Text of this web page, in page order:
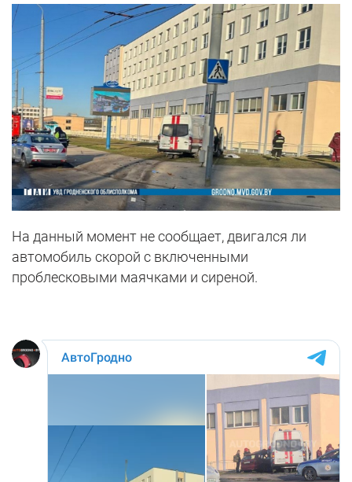
На данный момент не сообщает, двигался ли
автомобиль скорой с включенными
проблесковыми маячками и сиреной.